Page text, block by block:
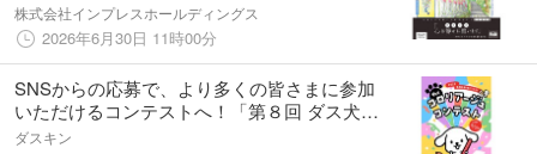
株式会社インプレスホールディングス
2026年6月30日 11時00分
SNSからの応募で、より多くの皆さまに参加
いただけるコンテストへ！「第８回 ダス犬コ
ロリアージュコンテスト」
ダスキン